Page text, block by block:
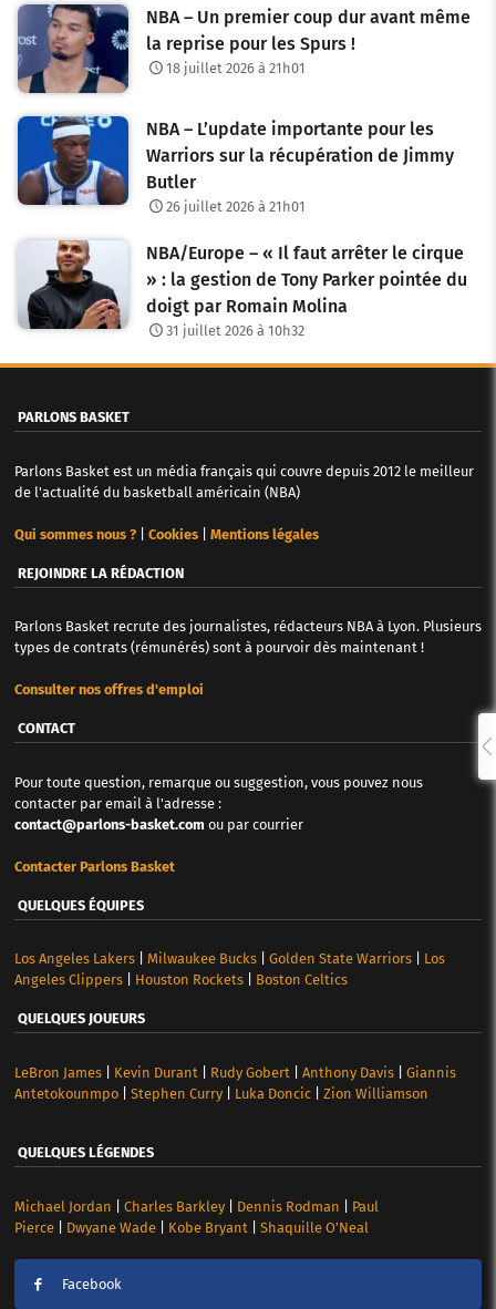
NBA – Un premier coup dur avant même
la reprise pour les Spurs !
18 juillet 2026 à 21h01
NBA – L’update importante pour les
Warriors sur la récupération de Jimmy
Butler
26 juillet 2026 à 21h01
NBA/Europe – « Il faut arrêter le cirque
» : la gestion de Tony Parker pointée du
doigt par Romain Molina
31 juillet 2026 à 10h32
PARLONS BASKET
Parlons Basket est un média français qui couvre depuis 2012 le meilleur
de l'actualité du basketball américain (NBA)
Qui sommes nous ?| Cookies| Mentions légales
REJOINDRE LA RÉDACTION
Parlons Basket recrute des journalistes, rédacteurs NBA à Lyon. Plusieurs
types de contrats (rémunérés) sont à pourvoir dès maintenant !
Consulter nos offres d'emploi
CONTACT
Pour toute question, remarque ou suggestion, vous pouvez nous
contacter par email à l'adresse :
contact@parlons-basket.com ou par courrier
Contacter Parlons Basket
QUELQUES ÉQUIPES
Los Angeles Lakers| Milwaukee Bucks| Golden State Warriors| Los
Angeles Clippers| Houston Rockets| Boston Celtics
QUELQUES JOUEURS
LeBron James| Kevin Durant Rudy Gobert Anthony Davis| Giannis
Antetokounmpo| Stephen Curry| Luka Doncic| Zion Williamson
QUELQUES LÉGENDES
Michael Jordan Charles Barkley| Dennis Rodman
Paul
Pierce| Dwyane Wade| Kobe Bryant Shaquille O’Neal
Facebook